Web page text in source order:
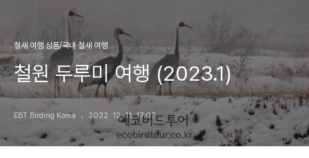
철새 여행 상품/국내 철새 여행
철원 두루미 여행 (2023.1)
EBT Birding Korea 2022. 12. 11. 17:07